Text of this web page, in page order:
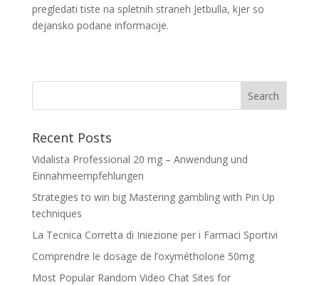
pregledati tiste na spletnih straneh Jetbulla, kjer so
dejansko podane informacije.
Recent Posts
Vidalista Professional 20 mg – Anwendung und
Einnahmeempfehlungen
Strategies to win big Mastering gambling with Pin Up
techniques
La Tecnica Corretta di Iniezione per i Farmaci Sportivi
Comprendre le dosage de l’oxymétholone 50mg
Most Popular Random Video Chat Sites for